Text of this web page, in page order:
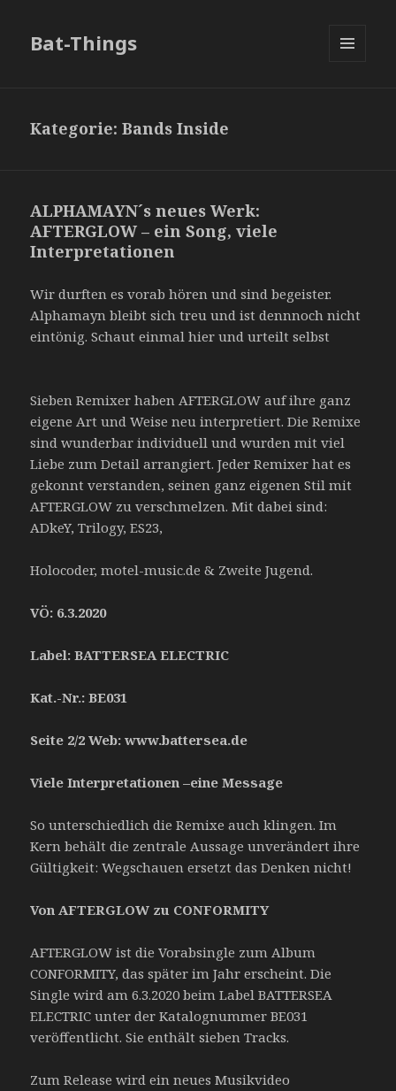
Bat-Things
Kategorie:Bands Inside
ALPHAMAYN´s neues Werk:
AFTERGLOW – ein Song, viele
Interpretationen
Wir durften es vorab hören und sind begeister.
Alphamayn bleibt sich treu und ist dennnoch nicht
eintönig. Schaut einmal hier und urteilt selbst
Sieben Remixer haben AFTERGLOW auf ihre ganz
eigene Art und Weise neu interpretiert. Die Remixe
sind wunderbar individuell und wurden mit viel
Liebe zum Detail arrangiert. Jeder Remixer hat es
gekonnt verstanden, seinen ganz eigenen Stil mit
AFTERGLOW zu verschmelzen. Mit dabei sind:
ADkeY, Trilogy, ES23,
Holocoder, motel-music.de & Zweite Jugend.
VÖ: 6.3.2020
Label: BATTERSEA ELECTRIC
Kat.-Nr.: BE031
Seite 2/2 Web: www.battersea.de
Viele Interpretationen –eine Message
So unterschiedlich die Remixe auch klingen. Im
Kern behält die zentrale Aussage unverändert ihre
Gültigkeit: Wegschauen ersetzt das Denken nicht!
Von AFTERGLOW zu CONFORMITY
AFTERGLOW ist die Vorabsingle zum Album
CONFORMITY, das später im Jahr erscheint. Die
Single wird am 6.3.2020 beim Label BATTERSEA
ELECTRIC unter der Katalognummer BE031
veröffentlicht. Sie enthält sieben Tracks.
Zum Release wird ein neues Musikvideo